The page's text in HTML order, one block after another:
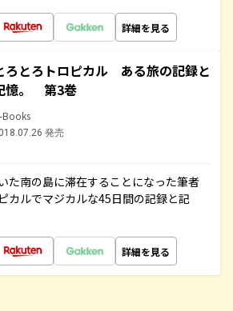
詳細を見る
ろとろトロピカル ある旅の記録と
憶。 第3巻
Books
発売
た南の島に滞在することになった筆者
カルでマジカルな45日間の記録と記
詳細を見る